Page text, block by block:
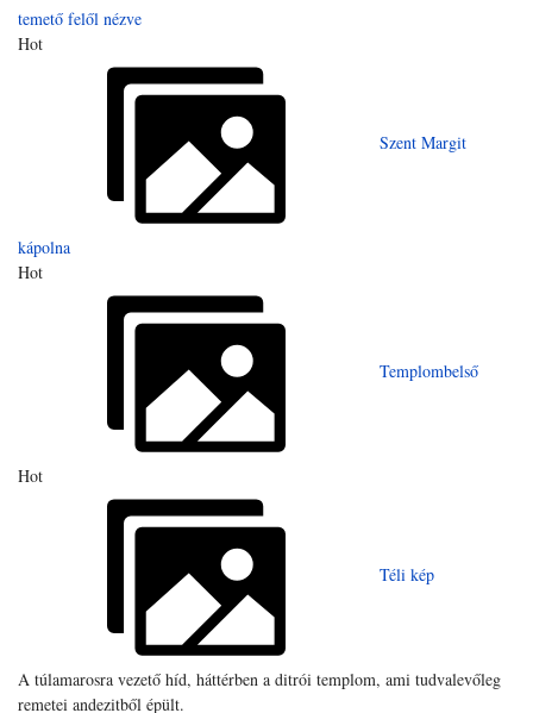
temető felől nézve
Hot
Szent Margit
kápolna
Hot
Templombelső
Hot
Téli kép
A túlamarosra vezető híd, háttérben a ditrói templom, ami tudvalevőleg
remetei andezitből épült.